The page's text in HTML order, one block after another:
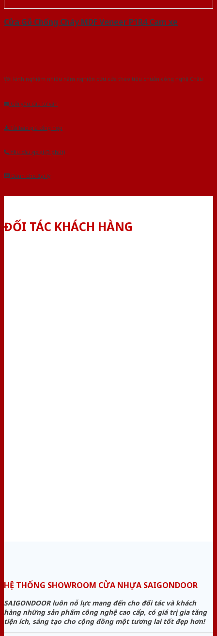
Cửa Gỗ Chống Cháy MDF Veneer P1R4 Cam xe
Với kinh nghiệm nhiêu năm nghiên cứu cửa theo tiêu chuẩn công nghệ Châu
Âu.Chúng tôi tự tin là nhà sản xuất & cung cấp hàng đầu tại Việt Nam!
Gửi yêu cầu tư vấn
Tải báo giá tổng hợp
Yêu cầu gọi lại (3 phút)
Dành cho đại lý
ĐỐI TÁC KHÁCH HÀNG
HỆ THỐNG SHOWROOM CỬA NHỰA SAIGONDOOR
SAIGONDOOR luôn nỗ lực mang đến cho đối tác và khách
hàng những sản phẩm công nghệ cao cấp, có giá trị gia tăng
tiện ích, sáng tạo cho cộng đồng một tương lai tốt đẹp hơn!